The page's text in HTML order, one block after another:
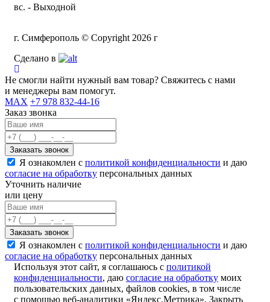
вс. - Выходной
г. Симферополь © Copyright 2026 г
Сделано в
Не смогли найти нужный вам товар? Свяжитесь с нами
и менеджеры вам помогут.
MAX +7 978 832-44-16
Заказ звонка
Я ознакомлен с политикой конфиденциальности и даю
согласие на обработку персональных данных
Уточнить наличие
или цену
Я ознакомлен с политикой конфиденциальности и даю
согласие на обработку персональных данных
Используя этот сайт, я соглашаюсь с политикой
конфиденциальности, даю согласие на обработку моих
пользовательских данных, файлов cookies, в том числе
с помощью веб-аналитики «Яндекс.Метрика». Закрыть